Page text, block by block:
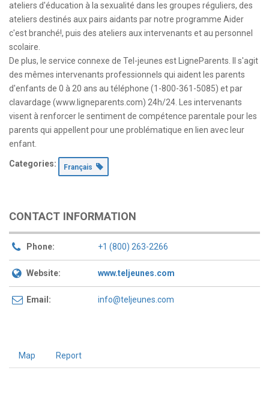
ateliers d'éducation à la sexualité dans les groupes réguliers, des
ateliers destinés aux pairs aidants par notre programme Aider
c'est branché!, puis des ateliers aux intervenants et au personnel
scolaire.
De plus, le service connexe de Tel-jeunes est LigneParents. Il s'agit
des mêmes intervenants professionnels qui aident les parents
d'enfants de 0 à 20 ans au téléphone (1-800-361-5085) et par
clavardage (www.ligneparents.com) 24h/24. Les intervenants
visent à renforcer le sentiment de compétence parentale pour les
parents qui appellent pour une problématique en lien avec leur
enfant.
Categories: Français
CONTACT INFORMATION
Phone: +1 (800) 263-2266
Website: www.teljeunes.com
Email: info@teljeunes.com
Map Report